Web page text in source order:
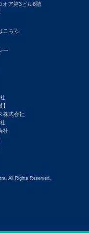
ア第3ビル6階
こちら
ー
株式会社
社
All Rights Reserved.